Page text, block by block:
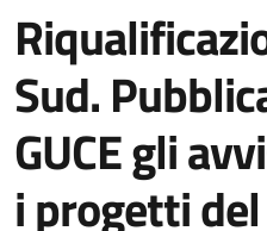
Sud.
GUCE gli
i progetti